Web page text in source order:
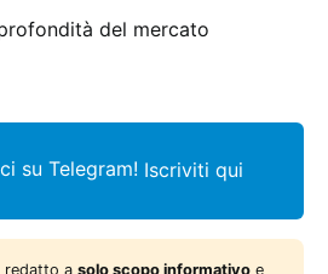
del mercato
su Telegram! Iscriviti qui
redatto a solo scopo informativo e